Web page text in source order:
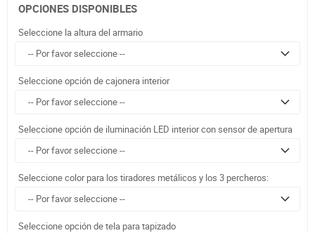
OPCIONES DISPONIBLES
Seleccione la altura del armario
Seleccione opción de cajonera interior
Seleccione opción de iluminación LED interior con sensor de apertura
Seleccione color para los tiradores metálicos y los 3 percheros:
Seleccione opción de tela para tapizado